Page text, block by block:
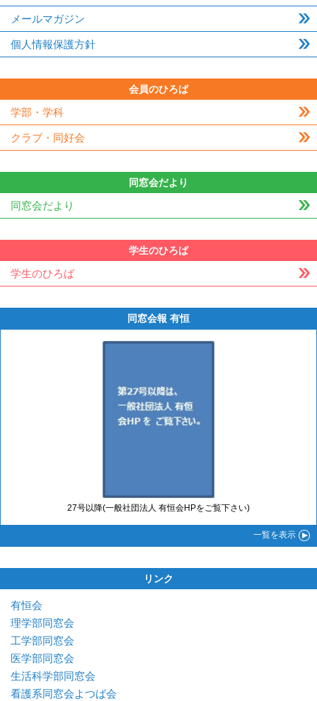
メールマガジン
個人情報保護方針
会員のひろば
学部・学科
クラブ・同好会
同窓会だより
同窓会だより
学生のひろば
学生のひろば
同窓会報 有恒
27号以降(一般社団法人 有恒会HPをご覧下さい)
一覧を表示
リンク
有恒会
理学部同窓会
工学部同窓会
医学部同窓会
生活科学部同窓会
看護系同窓会よつば会